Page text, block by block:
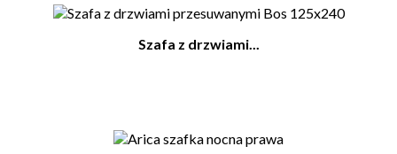
Szafa z drzwiami...